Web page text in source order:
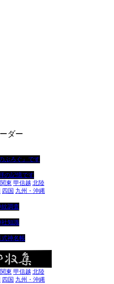
関東 甲信越 北陸
四国 九州・沖縄
関東 甲信越 北陸
四国 九州・沖縄